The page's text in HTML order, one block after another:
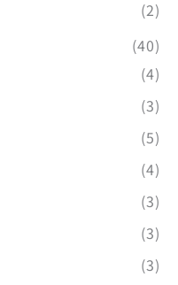
(2)
(40)
(4)
(3)
(5)
(4)
(3)
(3)
(3)